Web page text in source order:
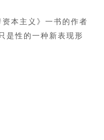
本主义》一书的作者
是性的一种新表现形